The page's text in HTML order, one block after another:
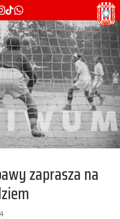
zaprasza na